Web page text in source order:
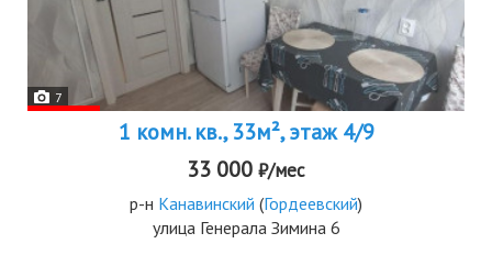
7
1 комн. кв., 33м², этаж 4/9
33 000 ₽/мес
р-н Канавинский (Гордеевский)
улица Генерала Зимина 6